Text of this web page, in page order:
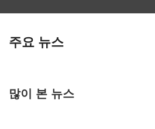
주요 뉴스
많이 본 뉴스